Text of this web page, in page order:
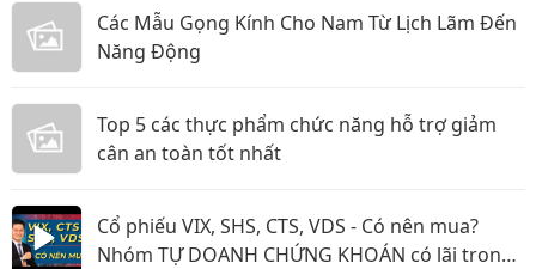
Các Mẫu Gọng Kính Cho Nam Từ Lịch Lãm Đến
Năng Động
Top 5 các thực phẩm chức năng hỗ trợ giảm
cân an toàn tốt nhất
Cổ phiếu VIX, SHS, CTS, VDS - Có nên mua?
Nhóm TỰ DOANH CHỨNG KHOÁN có lãi trong